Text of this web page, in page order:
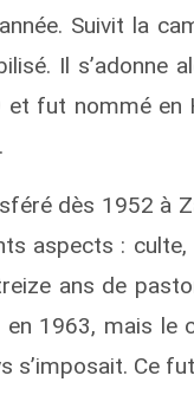
Suivit la
Il s’adonne
fut nommé en
dès 1952 à
aspects :
ans de
1963, mais
Ce